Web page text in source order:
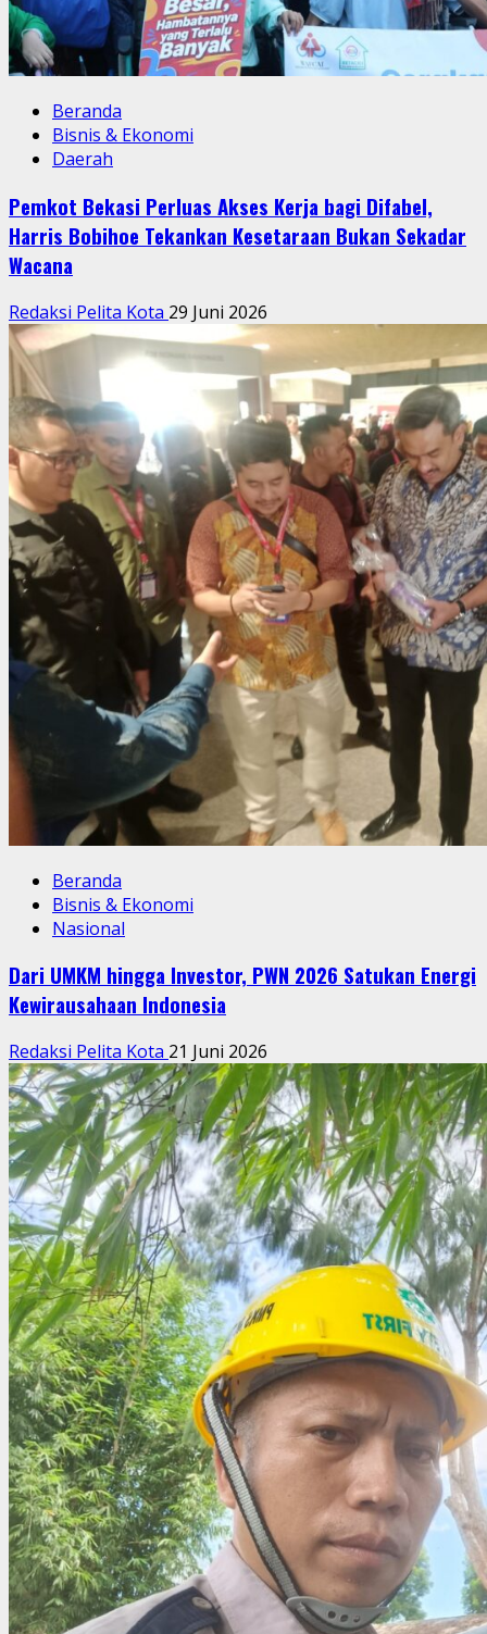
Beranda
Bisnis & Ekonomi
Daerah
Pemkot Bekasi Perluas Akses Kerja bagi Difabel,
Harris Bobihoe Tekankan Kesetaraan Bukan Sekadar
Wacana
Redaksi Pelita Kota 29 Juni 2026
Beranda
Bisnis & Ekonomi
Nasional
Dari UMKM hingga Investor, PWN 2026 Satukan Energi
Kewirausahaan Indonesia
Redaksi Pelita Kota 21 Juni 2026